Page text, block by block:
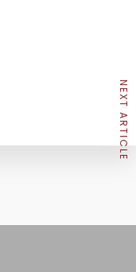
NEXT ARTICLE